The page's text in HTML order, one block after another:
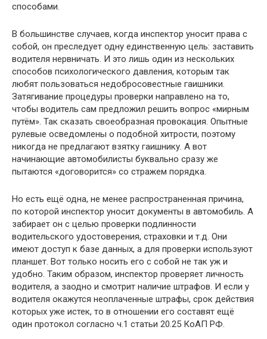
способами.
В большинстве случаев, когда инспектор уносит права с
собой, он преследует одну единственную цель: заставить
водителя нервничать. И это лишь один из нескольких
способов психологического давления, которым так
любят пользоваться недобросовестные гаишники.
Затягивание процедуры проверки направлено на то,
чтобы водитель сам предложил решить вопрос «мирным
путём». Так сказать своеобразная провокация. Опытные
рулевые осведомлены о подобной хитрости, поэтому
никогда не предлагают взятку гаишнику. А вот
начинающие автомобилисты буквально сразу же
пытаются «договорится» со стражем порядка.
Но есть ещё одна, не менее распространенная причина,
по которой инспектор уносит документы в автомобиль. А
забирает он с целью проверки подлинности
водительского удостоверения, страховки и т.д. Они
имеют доступ к базе данных, а для проверки используют
планшет. Вот только носить его с собой не так уж и
удобно. Таким образом, инспектор проверяет личность
водителя, а заодно и смотрит наличие штрафов. И если у
водителя окажутся неоплаченные штрафы, срок действия
которых уже истек, то в отношении его составят ещё
один протокол согласно ч.1 статьи 20.25 КоАП РФ.